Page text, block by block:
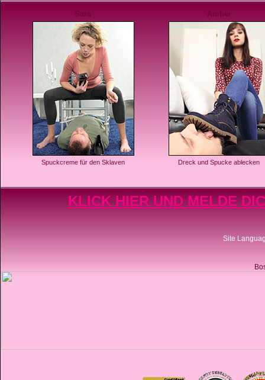
Sara
Spuckcreme für den Sklaven
Amber
Dreck und Spucke ablecken
KLICK HIER UND MELDE
Site